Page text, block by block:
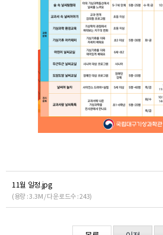
11월 일정.jpg
(용량 : 3.3M / 다운로드수 : 243)